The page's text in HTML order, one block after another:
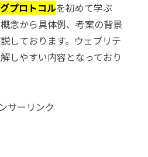
プロトコルを初めて学ぶ
念から具体例、考案の背景
しております。ウェブリテ
しやすい内容となっており
サーリンク